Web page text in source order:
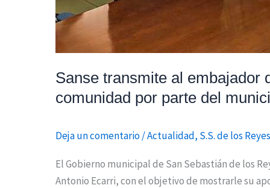
Sanse transmite al embajador
comunidad por parte del
Deja un comentario/Actualidad, S.S. de los Reyes
El Gobierno municipal de San Sebastián de los
Antonio Ecarri, con el objetivo de mostrarle su